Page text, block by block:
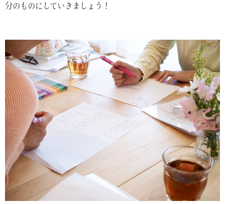
分のものにしていきましょう！